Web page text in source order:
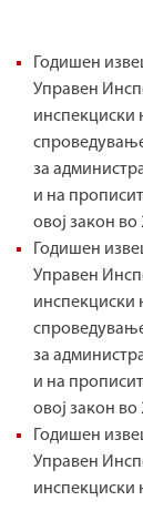
Годишен
Управен
инспекциски
за
и на
овој закон во
Годишен
Управен
инспекциски
за
и на
овој закон во
Годишен
Управен
инспекциски